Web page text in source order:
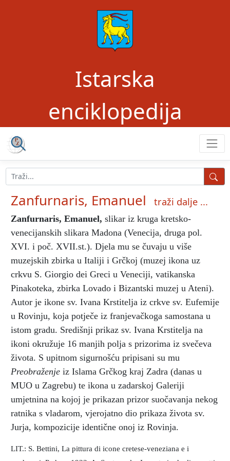
Istarska
enciklopedija
Zanfurnaris, Emanuel traži dalje ...
Zanfurnaris, Emanuel, slikar iz kruga kretsko-
venecijanskih slikara Madona (Venecija, druga pol.
XVI. i poč. XVII.st.). Djela mu se čuvaju u više
muzejskih zbirka u Italiji i Grčkoj (muzej ikona uz
crkvu S. Giorgio dei Greci u Veneciji, vatikanska
Pinakoteka, zbirka Lovado i Bizantski muzej u Ateni).
Autor je ikone sv. Ivana Krstitelja iz crkve sv. Eufemije
u Rovinju, koja potječe iz franjevačkoga samostana u
istom gradu. Središnji prikaz sv. Ivana Krstitelja na
ikoni okružuje 16 manjih polja s prizorima iz svečeva
života. S upitnom sigurnošću pripisani su mu
Preobraženje iz Islama Grčkog kraj Zadra (danas u
MUO u Zagrebu) te ikona u zadarskoj Galeriji
umjetnina na kojoj je prikazan prizor suočavanja nekog
ratnika s vladarom, vjerojatno dio prikaza života sv.
Jurja, kompozicije identične onoj iz Rovinja.
LIT.: S. Bettini, La pittura di icone cretese-veneziana e i